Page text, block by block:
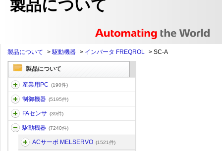
製品について
製品について >駆動機器 > インバータ FREQROL > SC-A
製品について
産業用PC (190件)
制御機器 (5195件)
FAセンサ (39件)
駆動機器 (7240件)
ACサーボ MELSERVO (1521件)